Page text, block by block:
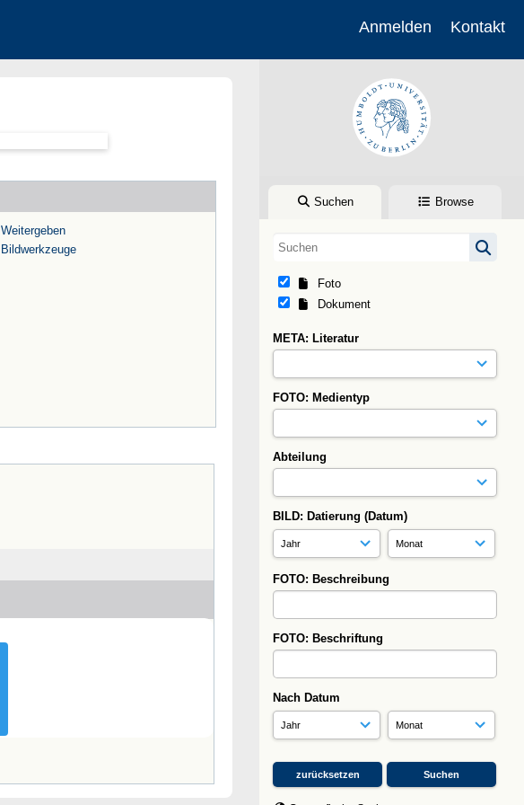
Anmelden Kontakt
Suchen Browse
Foto
Dokument
META: Literatur
FOTO: Medientyp
Abteilung
BILD: Datierung (Datum)
FOTO: Beschreibung
FOTO: Beschriftung
Nach Datum
Weitergeben
Bildwerkzeuge